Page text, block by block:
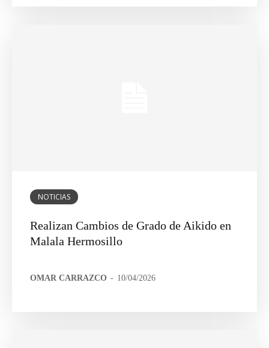
NOTICIAS
Realizan Cambios de Grado de Aikido en
Malala Hermosillo
OMAR CARRAZCO - 10/04/2026